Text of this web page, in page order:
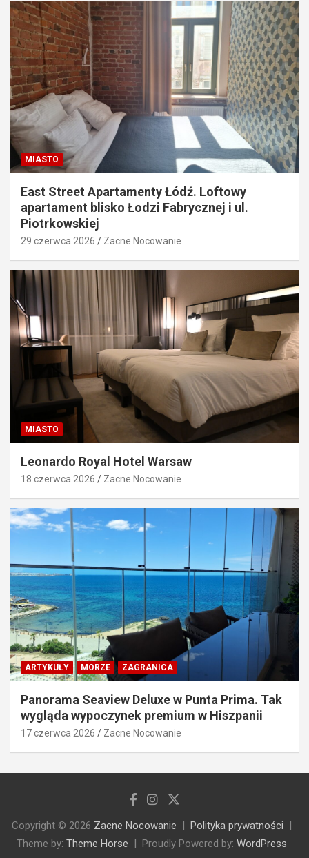
MIASTO
East Street Apartamenty Łódź. Loftowy
apartament blisko Łodzi Fabrycznej i ul.
Piotrkowskiej
29 czerwca 2026 Zacne Nocowanie
MIASTO
Leonardo Royal Hotel Warsaw
18 czerwca 2026 Zacne Nocowanie
ARTYKUŁY MORZE ZAGRANICA
Panorama Seaview Deluxe w Punta Prima. Tak
wygląda wypoczynek premium w Hiszpanii
17 czerwca 2026 Zacne Nocowanie
Copyright © 2026 Zacne Nocowanie
Polityka prywatności
Theme by: Theme Horse Proudly Powered by: WordPress